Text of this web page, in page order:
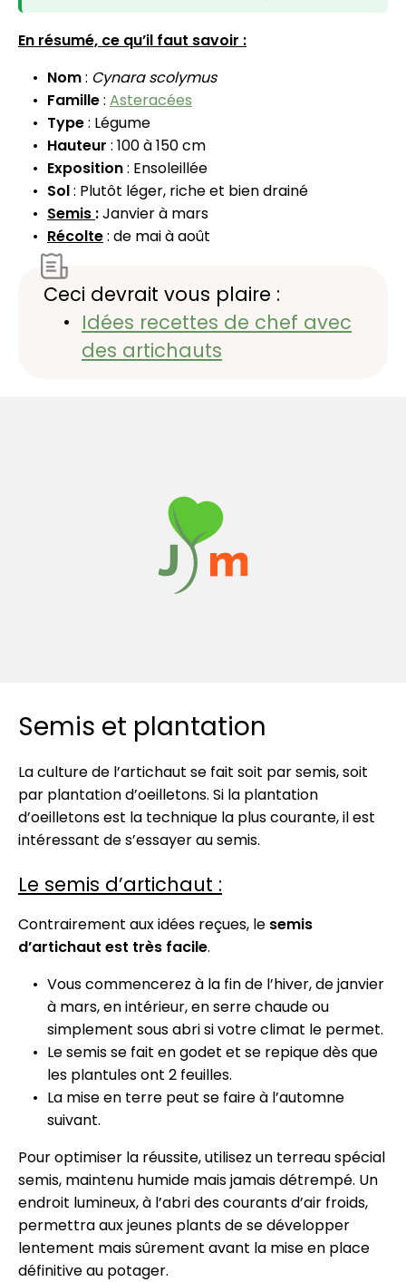
En résumé, ce qu’il faut savoir :
Nom: Cynara scolymus
Famille: Asteracées
Type: Légume
Hauteur : 100 à 150 cm
Exposition: Ensoleillée
Sol: Plutôt léger, riche et bien drainé
Semis :Janvier à mars
Récolte: de mai à août
Ceci devrait vous plaire :
Idées recettes de chef avec
des artichauts
Semis et plantation
La culture de l’artichaut se fait soit par semis, soit
par plantation d’oeilletons. Si la plantation
d’oeilletons est la technique la plus courante, il est
intéressant de s’essayer au semis.
Le semis d’artichaut :
Contrairement aux idées reçues, le semis
d’artichaut est très facile.
Vous commencerez à la fin de l’hiver, de janvier
à mars, en intérieur, en serre chaude ou
simplement sous abri si votre climat le permet.
Le semis se fait en godet et se repique dès que
les plantules ont 2 feuilles.
La mise en terre peut se faire à l’automne
suivant.
Pour optimiser la réussite, utilisez un terreau spécial
semis, maintenu humide mais jamais détrempé. Un
endroit lumineux, à l’abri des courants d’air froids,
permettra aux jeunes plants de se développer
lentement mais sûrement avant la mise en place
définitive au potager.